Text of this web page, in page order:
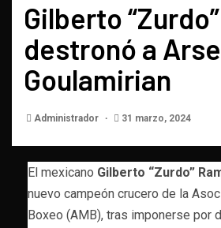
Gilberto
destronó a
Goulamirian
Administrador 31 marzo, 2024
El mexicano Gilberto “Zurdo”
nuevo campeón crucero de la
Boxeo (AMB), tras imponerse por